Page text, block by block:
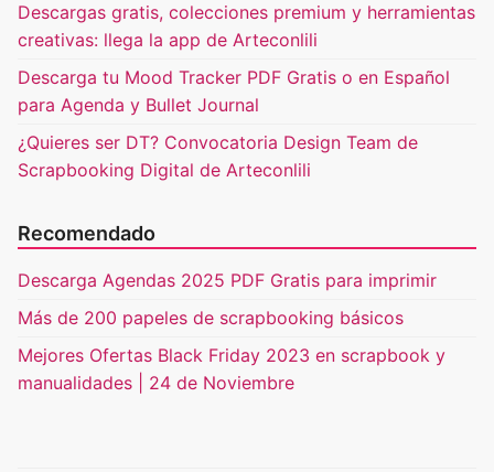
Descargas gratis, colecciones premium y herramientas
creativas: llega la app de Arteconlili
Descarga tu Mood Tracker PDF Gratis o en Español
para Agenda y Bullet Journal
¿Quieres ser DT? Convocatoria Design Team de
Scrapbooking Digital de Arteconlili
Recomendado
Descarga Agendas 2025 PDF Gratis para imprimir
Más de 200 papeles de scrapbooking básicos
Mejores Ofertas Black Friday 2023 en scrapbook y
manualidades | 24 de Noviembre